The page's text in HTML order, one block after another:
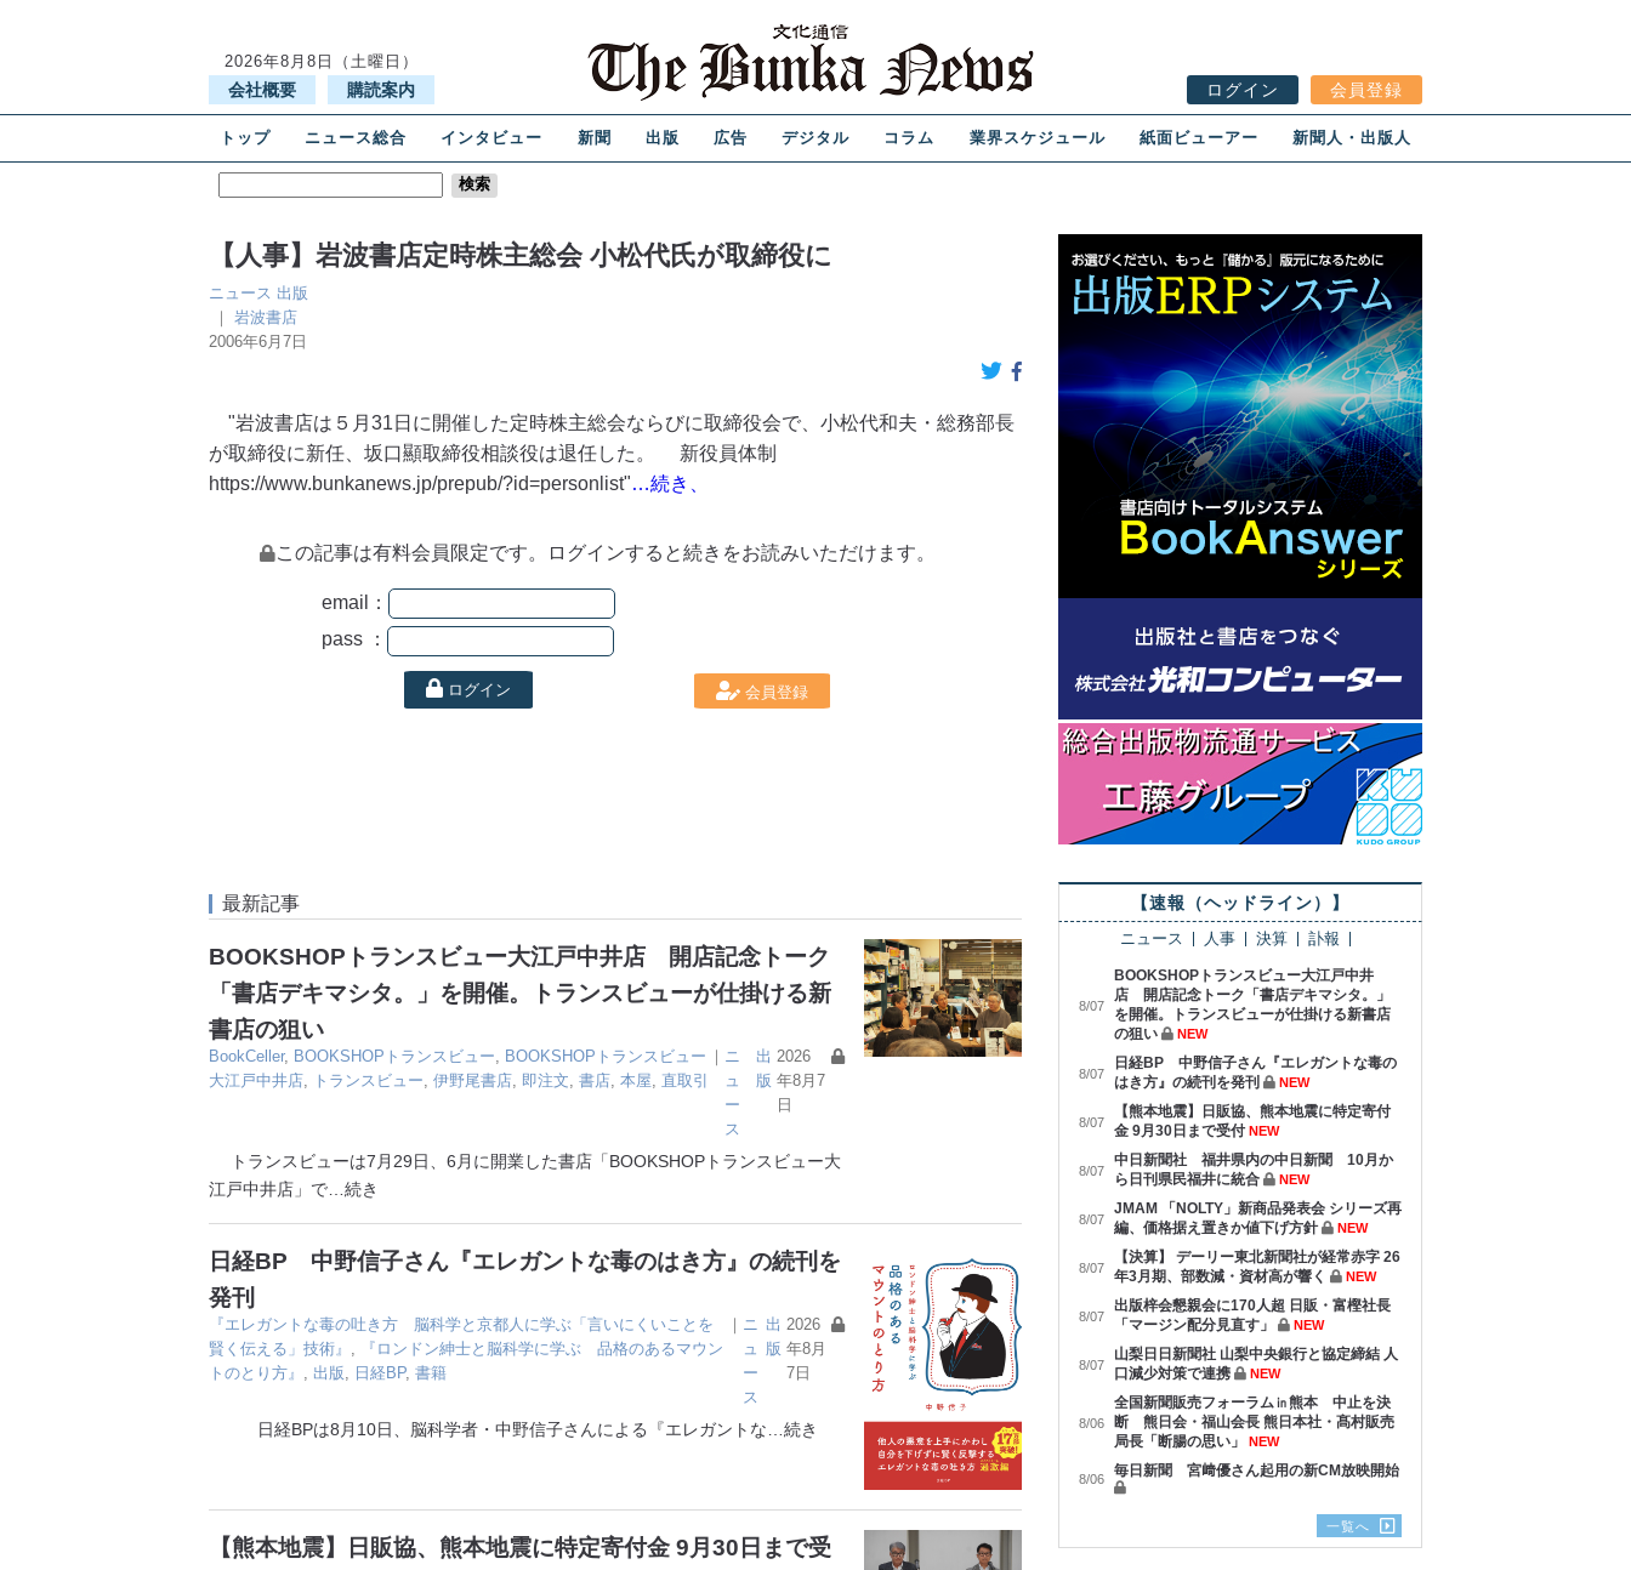
2026年8月8日（土曜日）
会社概要 購読案内 ログイン 会員登録
トップ ニュース総合 インタビュー 新聞 出版 広告 デジタル コラム 業界スケジュール 紙面ビューアー 新聞人・出版人
【人事】岩波書店定時株主総会 小松代氏が取締役に
ニュース 出版
｜ 岩波書店
2006年6月7日
"岩波書店は５月31日に開催した定時株主総会ならびに取締役会で、小松代和夫・総務部長
が取締役に新任、坂口顯取締役相談役は退任した。 新役員体制
https://www.bunkanews.jp/prepub/?id=personlist"…続き、
この記事は有料会員限定です。ログインすると続きをお読みいただけます。
email：
pass ：
ログイン 会員登録
最新記事
BOOKSHOPトランスビュー大江戸中井店 開店記念トーク
「書店デキマシタ。」を開催。トランスビューが仕掛ける新
書店の狙い
BookCeller, BOOKSHOPトランスビュー
BOOKSHOPトランスビュー
大江戸中井店
トランスビュー 伊野尾書店 即注文 書店 本屋 直取引
｜ ニ
ュ
ー
ス
出
版
2026
年8月7
日
トランスビューは7月29日、6月に開業した書店「BOOKSHOPトランスビュー大
江戸中井店」で …続き
日経BP 中野信子さん『エレガントな毒のはき方』の続刊を
発刊
『エレガントな毒の吐き方 脳科学と京都人に学ぶ「言いにくいことを
賢く伝える」技術』
『ロンドン紳士と脳科学に学ぶ 品格のあるマウン
トのとり方』
出版 日経BP, 書籍
｜ ニ
ュ
ー
ス
出
版
2026
年8月
7日
日経BPは8月10日、脳科学者・中野信子さんによる『エレガントな …続き
【熊本地震】日販協、熊本地震に特定寄付金 9月30日まで受
【速報（ヘッドライン）】
ニュース 人事 決算 訃報
8/07
BOOKSHOPトランスビュー大江戸中井
店 開店記念トーク「書店デキマシタ。」
を開催。トランスビューが仕掛ける新書店
の狙い
NEW
8/07
日経BP 中野信子さん『エレガントな毒の
はき方』の続刊を発刊
NEW
8/07
【熊本地震】日販協、熊本地震に特定寄付
金 9月30日まで受付 NEW
8/07
中日新聞社 福井県内の中日新聞 10月か
ら日刊県民福井に統合
NEW
8/07
JMAM 「NOLTY」新商品発表会 シリーズ再
編、価格据え置きか値下げ方針
NEW
8/07
【決算】 デーリー東北新聞社が経常赤字 26
年3月期、部数減・資材高が響く
NEW
8/07
出版梓会懇親会に170人超 日販・富樫社長
「マージン配分見直す」
NEW
8/07
山梨日日新聞社 山梨中央銀行と協定締結 人
口減少対策で連携
NEW
8/06
全国新聞販売フォーラム㏌熊本 中止を決
断 熊日会・福山会長 熊日本社・髙村販売
局長「断腸の思い」
NEW
8/06 毎日新聞 宮﨑優さん起用の新CM放映開始
一覧へ